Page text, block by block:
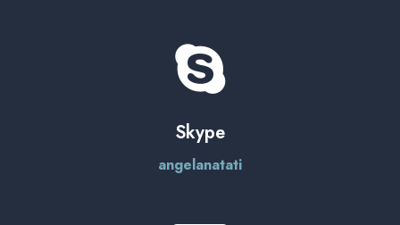
Skype
angelanatati